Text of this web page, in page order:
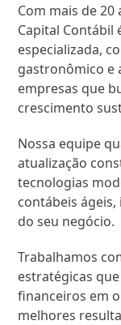
Com mais de
Capital Contábil
especializada,
gastronômico e
empresas que
crescimento
Nossa equipe
atualização
tecnologias
contábeis
do seu negócio.
Trabalhamos
estratégicas
financeiros em
melhores